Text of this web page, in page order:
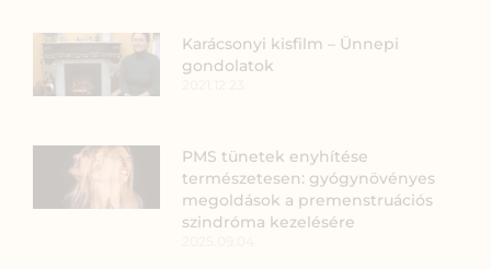
Karácsonyi kisfilm – Ünnepi
gondolatok
PMS tünetek enyhítése
természetesen: gyógynövényes
megoldások a premenstruációs
szindróma kezelésére